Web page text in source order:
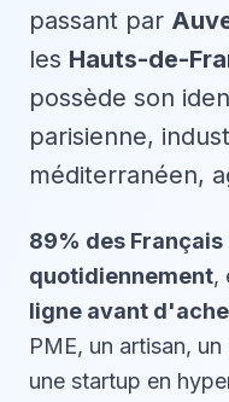
passant par
les Hauts-de-
possède son
parisienne,
méditerranéen,
89% des
quotidiennement,
ligne avant
PME, un artisan,
une startup en